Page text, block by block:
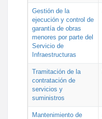
Gestión de la
ejecución y control de
garantía de obras
menores por parte del
Servicio de
Infraestructuras
Tramitación de la
contratación de
servicios y
suministros
Mantenimiento de